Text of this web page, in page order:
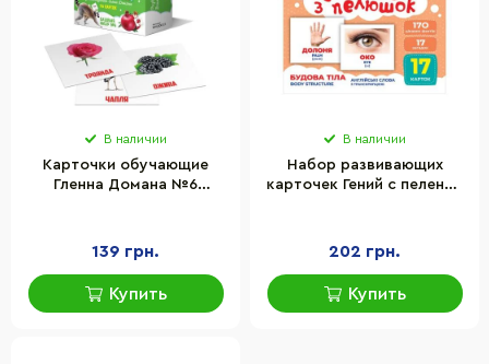
В наличии
Карточки обучающие
Гленна Домана №6
139 грн.
Купить
В наличии
Набор развивающих
карточек Гений с пеленок
202 грн.
Купить